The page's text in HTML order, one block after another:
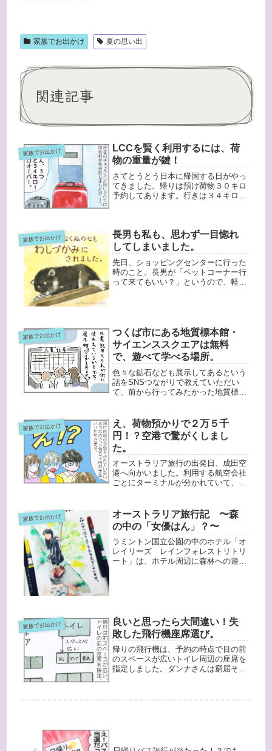
家族でお出かけ 夏の思い出
関連記事
家族でお出かけ
LCCを賢く利用するには、荷
物の重量が鍵！
さてとうとう日本に帰国する日がやっ
てきました。帰りは預け荷物３０キロ
予約してあります。行きは３４キロで
か、空港には重量計がある！さっそく
スーツケ...
家族でお出かけ
長男も私も、思わず一目惚れ
してしまいました。
先日、ショッピングセンターに行った
時のこと。長男が「ペットコーナー行
って来てもいい？」というので、軽い
七夕...
家族でお出かけ
つくば市にある地質標本館・
サイエンススクエアは無料
で、遊べて学べる場所。
色々な鉱石なども展示してあるという
話をSNSつながりで教えていただい
て、前から行ってみたかった地質標本
一口に「砂」と言っても、日本国内で
も、海外でも、多種多様の砂があるこ
とに...
家族でお出かけ
え、荷物預かりで２万５千
円！？空港で驚がくしまし
た。
オーストラリア旅行の出発日、成田空
港へ向かいました。利用する航空会社
ごとにターミナルが分かれていて、
らはビルを移動しなくてはいけませ
ん。歩くと１５分くらいなんですけ...
家族でお出かけ
オーストラリア旅行記 〜森
の中の「女優はん」？〜
ラミントン国立公園の中のホテル「オ
レイリーズ レインフォレストリトリ
ート」は、ホテル周辺に森林への遊歩
家族でお出かけ
良いと思ったら大間違い！失
敗した飛行機座席選び。
帰りの飛行機は、予約の時点で目の前
のスペースが広いトイレ周辺の座席を
指定しました。ダンナさんは窮屈そう